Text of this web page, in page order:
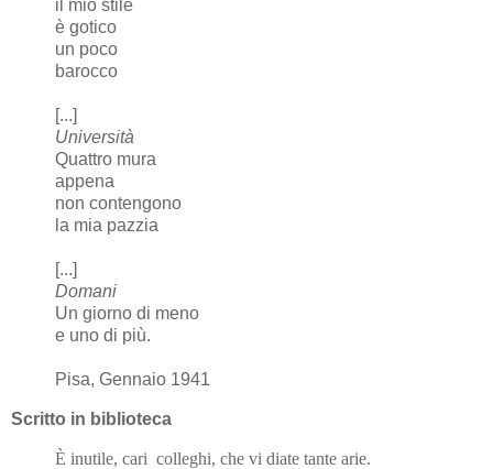
il mio stile
è gotico
un poco
barocco
[...]
Università
Quattro mura
appena
non contengono
la mia pazzia
[...]
Domani
Un giorno di meno
e uno di più.
Pisa, Gennaio 1941
Scritto in biblioteca
È inutile, cari colleghi, che vi diate tante arie.